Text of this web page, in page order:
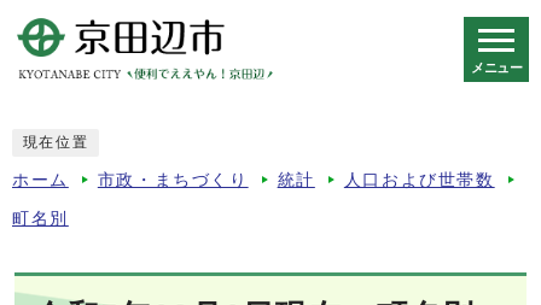
メニュー
現在位置
ホーム 市政・まちづくり 統計 人口および世帯数
町名別